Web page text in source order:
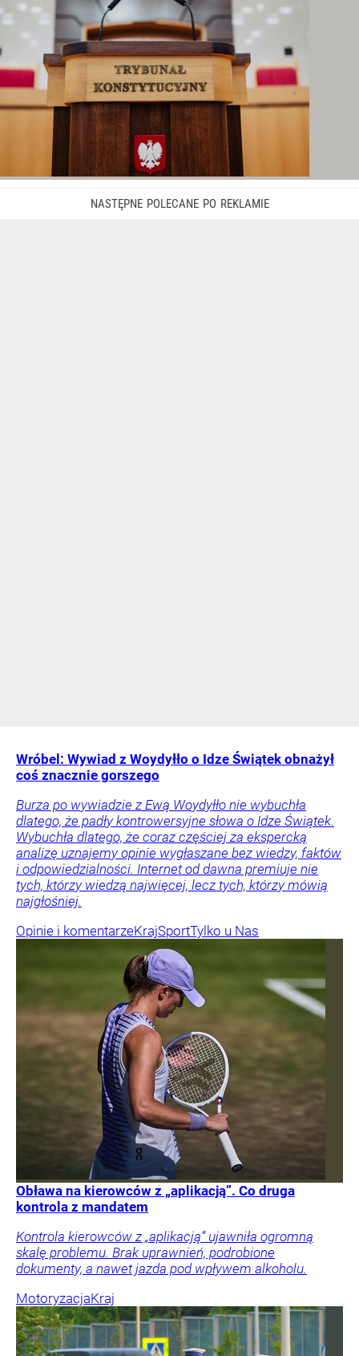
Wróbel: Wywiad z Woydyłło o Idze Świątek obnażył
coś znacznie gorszego
Burza po wywiadzie z Ewą Woydyłło nie wybuchła
dlatego, że padły kontrowersyjne słowa o Idze Świątek.
Wybuchła dlatego, że coraz częściej za ekspercką
analizę uznajemy opinie wygłaszane bez wiedzy, faktów
i odpowiedzialności. Internet od dawna premiuje nie
tych, którzy wiedzą najwięcej, lecz tych, którzy mówią
najgłośniej.
Opinie i komentarzeKrajSportTylko u Nas
Obława na kierowców z „aplikacją”. Co druga
kontrola z mandatem
Kontrola kierowców z „aplikacją” ujawniła ogromną
skalę problemu. Brak uprawnień, podrobione
dokumenty, a nawet jazda pod wpływem alkoholu.
MotoryzacjaKraj